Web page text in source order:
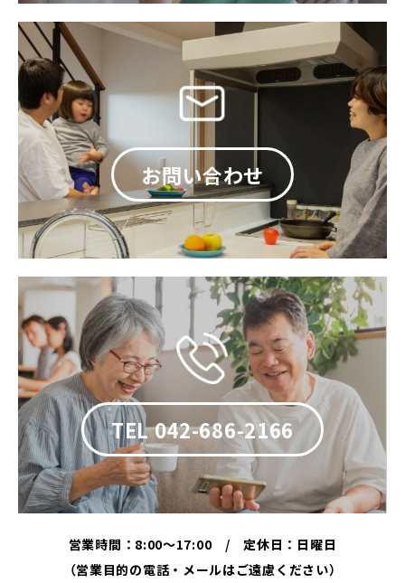
お問い合わせ
TEL 042-686-2166
営業時間：8:00～17:00 / 定休日：日曜日
（営業目的の電話・メールはご遠慮ください）